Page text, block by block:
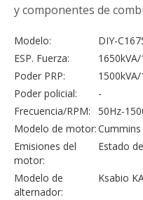
y componentes de
Modelo:
DIY-
ESP. Fuerza:
Poder PRP:
Poder policial:
-
Frecuencia/RPM:
50Hz-
Modelo de motor:Cummins
Emisiones del
motor:
Estado
Modelo de
alternador:
Ksabio